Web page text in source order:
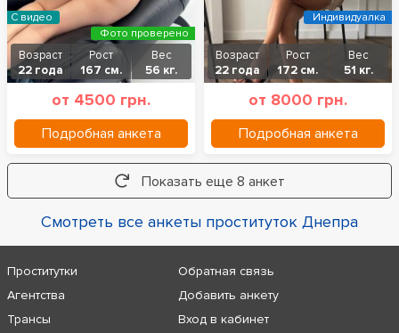
Возраст
22 года
Рост
167 см.
Вес
56 кг.
от 4500 грн.
Подробная анкета
С видео
Фото проверено
Возраст
22 года
Рост
172 см.
Вес
51 кг.
от 8000 грн.
Подробная анкета
Индивидуалка
Показать еще 8 анкет
Смотреть все анкеты проституток Днепра
Проститутки
Агентства
Трансы
Обратная связь
Добавить анкету
Вход в кабинет